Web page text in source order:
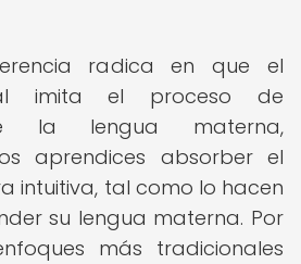
radica en que el
imita el proceso de
la lengua materna,
aprendices absorber el
intuitiva, tal como lo hacen
su lengua materna. Por
más tradicionales